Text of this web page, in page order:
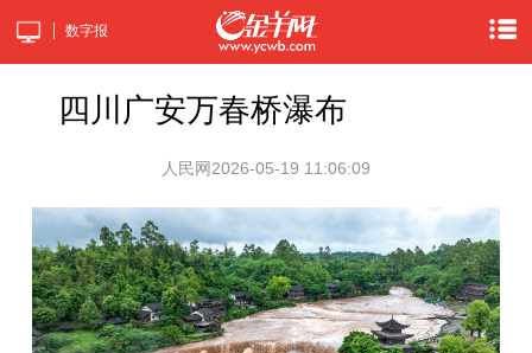
数字报
四川广安万春桥瀑布
人民网2026-05-19 11:06:09